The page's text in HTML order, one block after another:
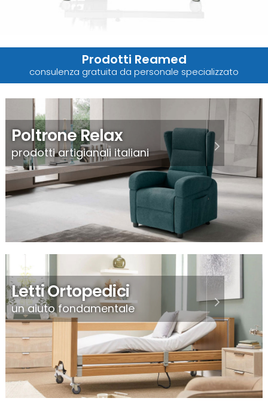
Prodotti Reamed
consulenza gratuita da personale specializzato
Poltrone Relax
prodotti artigianali italiani
Letti Ortopedici
un aiuto fondamentale